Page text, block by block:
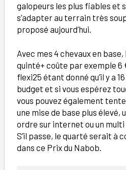
galopeurs les plus fiables et
s’adapter au terrain très
proposé aujourd’hui.
Avec mes 4 chevaux en
quinté+ coûte par exemple 6
flexi25 étant donné qu’il y a
budget et si vous espérez
vous pouvez également
une mise de base plus élevé,
ordre sur internet ou un multi
S’il passe, le quarté serait à
dans ce Prix du Nabob.